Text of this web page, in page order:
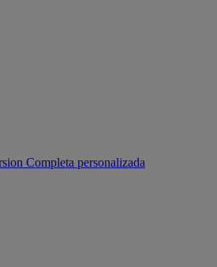
Completa personalizada